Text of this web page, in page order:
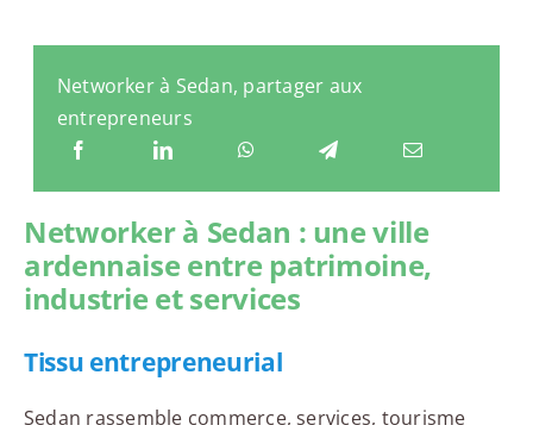
Networker à Sedan, partager aux
entrepreneurs
Networker à Sedan : une ville
ardennaise entre patrimoine,
industrie et services
Tissu entrepreneurial
Sedan rassemble commerce, services, tourisme